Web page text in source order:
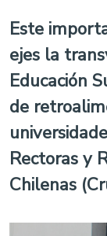
Este
ejes la
Educación
de
Rectoras y
Chilenas